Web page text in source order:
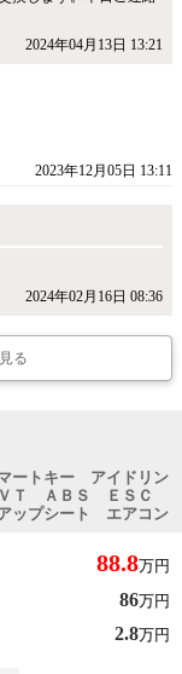
2024年04月13日 13:21
2023年12月05日 13:11
2024年02月16日 08:36
る
トキー アイドリン
ＶＴ ＡＢＳ ＥＳＣ
ップシート エアコン
88.8万円
86万円
2.8万円